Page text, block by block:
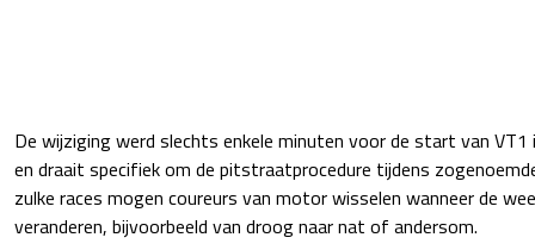
De wijziging werd slechts enkele minuten voor de start van VT1
en draait specifiek om de pitstraatprocedure tijdens
zulke races mogen coureurs van motor wisselen wanneer de
veranderen, bijvoorbeeld van droog naar nat of andersom.